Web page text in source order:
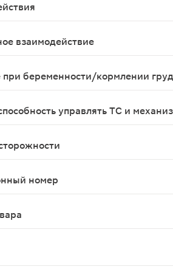
зуд, сухость кожи,
взаимодействие
беременности/кормлении
управлять ТС и
номер